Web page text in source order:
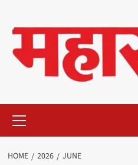
content
Menu
HOME 2026 JUNE